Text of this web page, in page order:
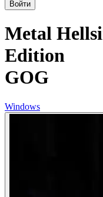
Войти
Metal
Edition
GOG
Windows